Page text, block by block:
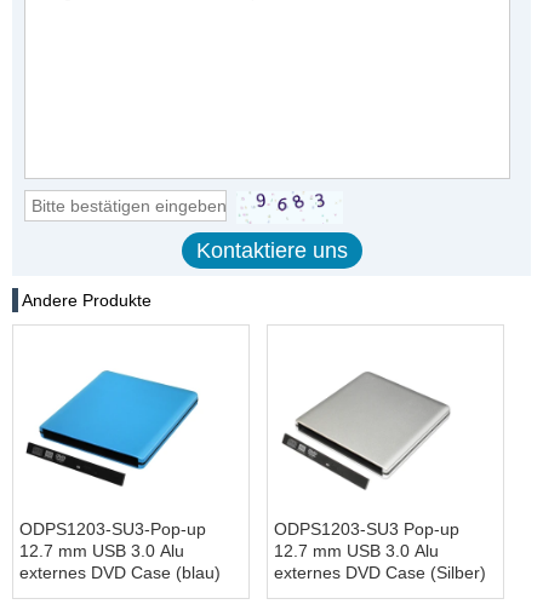
Andere Produkte
ODPS1203-SU3-Pop-up
12.7 mm USB 3.0 Alu
externes DVD Case (blau)
ODPS1203-SU3 Pop-up
12.7 mm USB 3.0 Alu
externes DVD Case (Silber)